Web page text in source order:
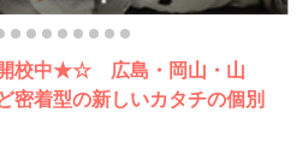
校中★☆ 広島・岡山・山
密着型の新しいカタチの個別